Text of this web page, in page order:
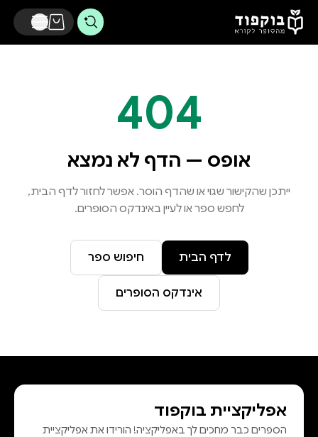
דלג לתוכן הראשי
404
אופס — הדף לא נמצא
ייתכן שהקישור שגוי או שהדף הוסר. אפשר לחזור לדף הבית,
לחפש ספר או לעיין באינדקס הסופרים.
לדף הבית חיפוש ספר
אינדקס הסופרים
אפליקציית בוקפוד
הספרים כבר מחכים לך באפליקציה! הורידו את אפליקציית